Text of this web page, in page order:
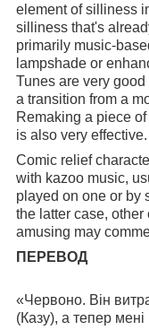
element of silliness
silliness that's
primarily music-
lampshade or
Tunes are very
a transition from a
Remaking a piece
is also very effective.
Comic relief
with kazoo music,
played on one or by
the latter case,
amusing may
ПЕРЕВОД
«Червоно. Він
(Казу), а тепер мені